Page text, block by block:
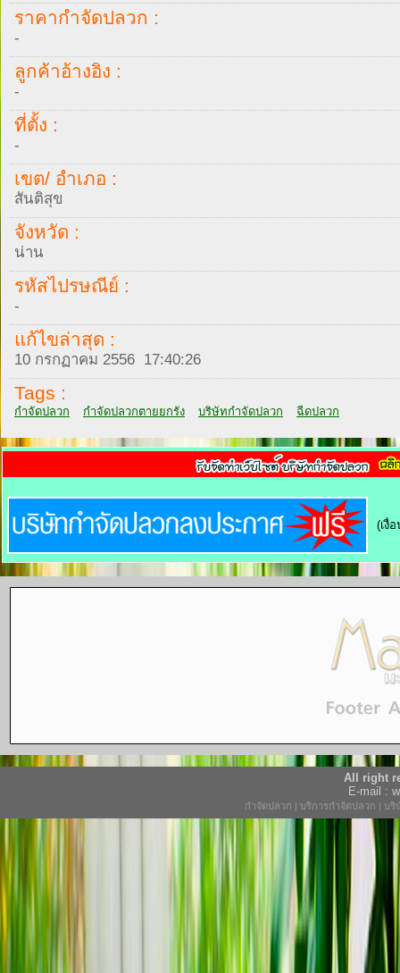
ราคากำจัดปลวก :
-
ลูกค้าอ้างอิง :
-
ที่ตั้ง :
-
เขต/ อำเภอ :
สันติสุข
จังหวัด :
น่าน
รหัสไปรษณีย์ :
-
แก้ไขล่าสุด :
10 กรกฏาคม 2556 17:40:26
Tags :
กำจัดปลวก กำจัดปลวกตายยกรัง บริษัทกำจัดปลวก ฉีดปลวก
(เงื่
All right
E-mail :
กำจัดปลวก | บริการกำจัดปลวก | บริ